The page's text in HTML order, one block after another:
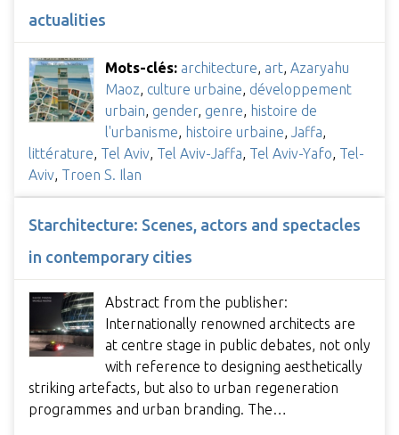
actualities
Mots-clés: architecture, art, Azaryahu
Maoz, culture urbaine, développement
urbain, gender, genre, histoire de
l'urbanisme, histoire urbaine, Jaffa,
littérature, Tel Aviv, Tel Aviv-Jaffa, Tel Aviv-Yafo, Tel-
Aviv, Troen S. Ilan
Starchitecture: Scenes, actors and spectacles
in contemporary cities
Abstract from the publisher:
Internationally renowned architects are
at centre stage in public debates, not only
with reference to designing aesthetically
striking artefacts, but also to urban regeneration
programmes and urban branding. The…